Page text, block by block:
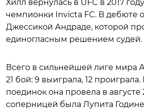
Хилл вернулась в UFC в 2017
чемпионки Invicta FC. В дебюте
Джессикой Андраде, которой
единогласным решением судей.
Всего в сильнейшей лиге мира
21 бой: 9 выиграла, 12
поединок она провела в августе
соперницей была Лупита